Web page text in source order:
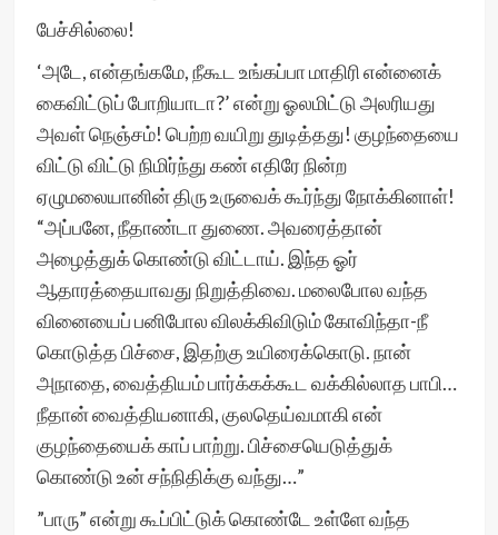
பேச்சில்லை!
‘அடே, என்தங்கமே, நீகூட உங்கப்பா மாதிரி என்னைக்
கைவிட்டுப் போறியாடா?’ என்று ஓலமிட்டு அலரியது
அவள் நெஞ்சம்! பெற்ற வயிறு துடித்தது! குழந்தையை
விட்டு விட்டு நிமிர்ந்து கண் எதிரே நின்ற
ஏழுமலையானின் திரு உருவைக் கூர்ந்து நோக்கினாள்!
“அப்பனே, நீதாண்டா துணை. அவரைத்தான்
அழைத்துக் கொண்டு விட்டாய். இந்த ஓர்
ஆதாரத்தையாவது நிறுத்திவை. மலைபோல வந்த
வினையைப் பனிபோல விலக்கிவிடும் கோவிந்தா-நீ
கொடுத்த பிச்சை, இதற்கு உயிரைக்கொடு. நான்
அநாதை, வைத்தியம் பார்க்கக்கூட வக்கில்லாத பாபி…
நீதான் வைத்தியனாகி, குலதெய்வமாகி என்
குழந்தையைக் காப் பாற்று. பிச்சையெடுத்துக்
கொண்டு உன் சந்நிதிக்கு வந்து…”
”பாரு” என்று கூப்பிட்டுக் கொண்டே உள்ளே வந்த